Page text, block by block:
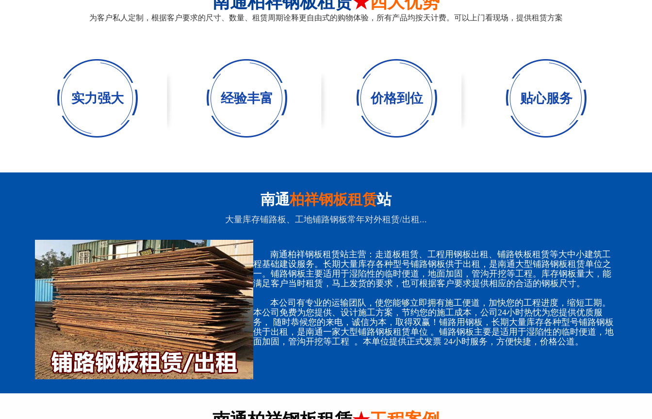
为客户私人定制，根据客户要求的尺寸、数量、租赁周期诠释更自由式的购物体验，所有产品均按天计费。可以上门看现场，提供租赁方案
实力强大 经验丰富 价格到位 贴心服务
南通柏祥钢板租赁站
大量库存铺路板、工地铺路钢板常年对外租赁/出租...
南通柏祥钢板租赁站主营：走道板租赁、工程用钢板出租、铺路铁板租赁等大中小建筑工
程基础建设服务。长期大量库存各种型号铺路钢板供于出租，是南通大型铺路钢板租赁单位之
一。铺路钢板主要适用于湿陷性的临时便道，地面加固，管沟开挖等工程。库存钢板量大，能
满足客户当时租赁，马上发货的要求，也可根据客户要求提供相应的合适的钢板尺寸。
本公司有专业的运输团队，使您能够立即拥有施工便道，加快您的工程进度，缩短工期。
本公司免费为您提供、设计施工方案，节约您的施工成本，公司24小时热忱为您提供优质服
务， 随时恭候您的来电，诚信为本，取得双赢！铺路用钢板，长期大量库存各种型号铺路钢板
供于出租，是南通一家大型铺路钢板租赁单位 。铺路钢板主要是适用于湿陷性的临时便道，地
面加固，管沟开挖等工程 。本单位提供正式发票 24小时服务，方便快捷，价格公道。